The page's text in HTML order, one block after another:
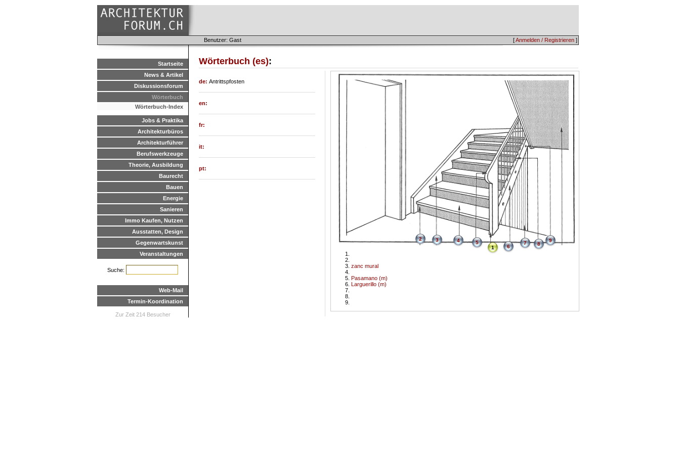
[Anmelden / Registrieren ]
Benutzer: Gast
Startseite
News & Artikel
Diskussionsforum
Wörterbuch
Wörterbuch-Index
Jobs & Praktika
Architekturbüros
Architekturführer
Berufswerkzeuge
Theorie, Ausbildung
Baurecht
Bauen
Energie
Sanieren
Immo Kaufen, Nutzen
Ausstatten, Design
Gegenwartskunst
Veranstaltungen
Suche:
Web-Mail
Termin-Koordination
Zur Zeit 214 Besucher
Wörterbuch (es):
1
2
zanc mural
3 4
Pasamano (m)
5
Larguerillo (m)
6
7 8
9
de: Antrittspfosten
en:
fr:
it:
pt: